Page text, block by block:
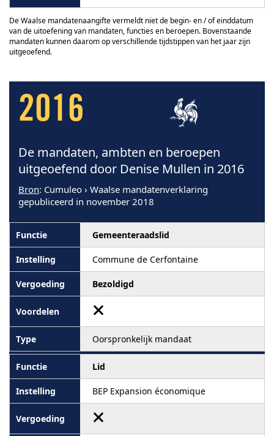
De Waalse mandatenaangifte vermeldt niet de begin- en / of einddatum
van de uitoefening van mandaten, functies en beroepen. Bovenstaande
mandaten kunnen daarom op verschillende tijdstippen van het jaar zijn
uitgeoefend.
2016
De mandaten, ambten en beroepen
uitgeoefend door Denise Mullen in 2016
Bron: Cumuleo › Waalse mandatenverklaring
gepubliceerd in november 2018
Gemeenteraadslid
Commune de Cerfontaine
Bezoldigd
Oorspronkelijk mandaat
Lid
BEP Expansion économique